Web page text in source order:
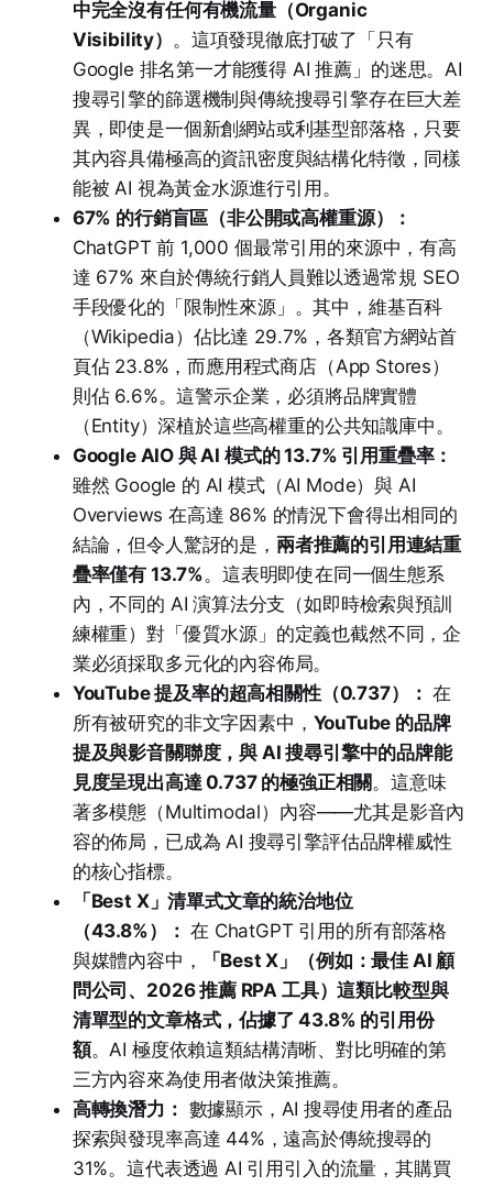
中完全沒有任何有機流量（Organic
Visibility） 。這項發現徹底打破了「只有
Google 排名第一才能獲得 AI 推薦」的迷思。AI
搜尋引擎的篩選機制與傳統搜尋引擎存在巨大差
異，即使是一個新創網站或利基型部落格，只要
其內容具備極高的資訊密度與結構化特徵，同樣
能被 AI 視為黃金水源進行引用。
67% 的行銷盲區（非公開或高權重源）：
ChatGPT 前 1,000 個最常引用的來源中，有高
達 67% 來自於傳統行銷人員難以透過常規 SEO
手段優化的「限制性來源」。其中，維基百科
（Wikipedia）佔比達 29.7%，各類官方網站首
頁佔 23.8%，而應用程式商店（App Stores）
則佔 6.6%。這警示企業，必須將品牌實體
（Entity）深植於這些高權重的公共知識庫中。
Google AIO 與 AI 模式的 13.7% 引用重疊率：
雖然 Google 的 AI 模式（AI Mode）與 AI
Overviews 在高達 86% 的情況下會得出相同的
結論，但令人驚訝的是， 兩者推薦的引用連結重
疊率僅有 13.7%。這表明即使在同一個生態系
內，不同的 AI 演算法分支（如即時檢索與預訓
練權重）對「優質水源」的定義也截然不同，企
業必須採取多元化的內容佈局。
YouTube 提及率的超高相關性（0.737）： 在
所有被研究的非文字因素中， YouTube 的品牌
提及與影音關聯度，與 AI 搜尋引擎中的品牌能
見度呈現出高達 0.737 的極強正相關。這意味
著多模態（Multimodal）內容——尤其是影音內
容的佈局，已成為 AI 搜尋引擎評估品牌權威性
的核心指標。
「Best X」清單式文章的統治地位
（43.8%）： 在 ChatGPT 引用的所有部落格
與媒體內容中，
「Best X」（例如：最佳 AI 顧
問公司、2026 推薦 RPA 工具）這類比較型與
清單型的文章格式，佔據了 43.8% 的引用份
額。AI 極度依賴這類結構清晰、對比明確的第
三方內容來為使用者做決策推薦。
高轉換潛力： 數據顯示，AI 搜尋使用者的產品
探索與發現率高達 44%，遠高於傳統搜尋的
31%。這代表透過 AI 引用引入的流量，其購買